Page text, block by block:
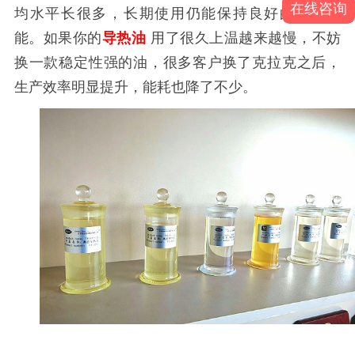
均水平长很多，长期使用仍能保持良好的传热性
能。如果你的导热油 用了很久上温越来越慢，不妨
换一款稳定性强的油，很多客户换了克拉克之后，
生产效率明显提升，能耗也降了不少。
在线咨询